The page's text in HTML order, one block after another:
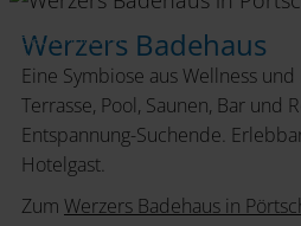
Werzer's
Badehaus in
Pörtschach
Werzers Badehaus
Eine Symbiose aus Wellness
Terrasse, Pool, Saunen, Bar und
Entspannung-Suchende.
Hotelgast.
Zum Werzers Badehaus in